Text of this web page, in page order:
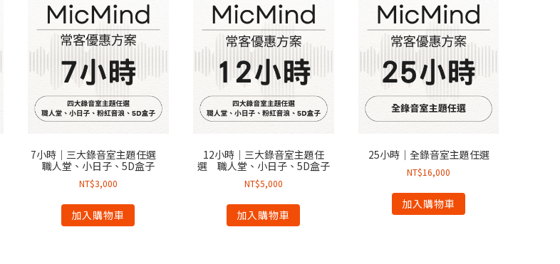
7小時｜三大錄音室主題任選
職人堂、小日子、5D盒子
NT$3,000
加入購物車
12小時｜三大錄音室主題任
選 職人堂、小日子、5D盒子
NT$5,000
加入購物車
25小時｜全錄音室主題任選
NT$16,000
加入購物車